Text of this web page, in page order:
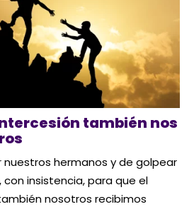
también nos
hermanos y de golpear
insistencia, para que el
nosotros recibimos